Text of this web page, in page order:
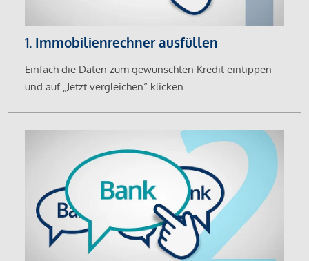
1. Immobilienrechner ausfüllen
Einfach die Daten zum gewünschten Kredit eintippen
und auf „Jetzt vergleichen“ klicken.